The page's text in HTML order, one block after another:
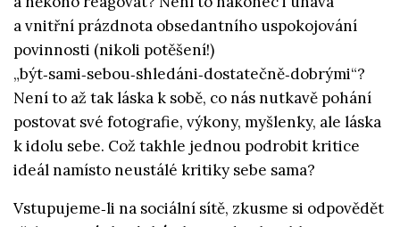
a vnitřní prázdnota obsedantního uspokojování
povinnosti (nikoli potěšení!)
„být‑sami‑sebou‑shledáni‑dostatečně‑dobrými“?
Není to až tak láska k sobě, co nás nutkavě pohání
postovat své fotografie, výkony, myšlenky, ale láska
k idolu sebe. Což takhle jednou podrobit kritice
ideál namísto neustálé kritiky sebe sama?
Vstupujeme‑li na sociální sítě, zkusme si odpovědět